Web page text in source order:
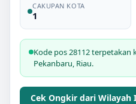
CAKUPAN KOTA
1
Kode pos 28112 terpetakan
Pekanbaru, Riau.
Cek Ongkir dari Wilayah